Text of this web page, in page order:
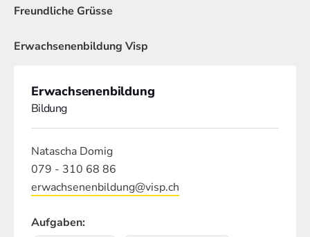
Freundliche Grüsse
Erwachsenenbildung Visp
Erwachsenenbildung
Bildung
Natascha Domig
079 - 310 68 86
erwachsenenbildung@visp.ch
Aufgaben: